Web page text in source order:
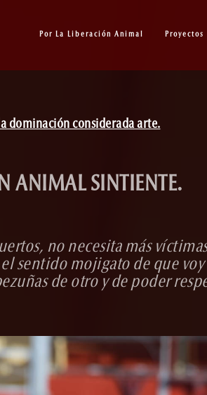
Por La Liberación Animal Proyectos
dominación considerada arte.
ANIMAL SINTIENTE.
no necesita más
sentido mojigato de que
de otro y de poder